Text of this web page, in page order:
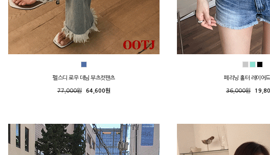
펠스디 로우 데님 부츠컷팬츠
77,000원 64,600원
페리닝 홀터 레이어드
36,000원